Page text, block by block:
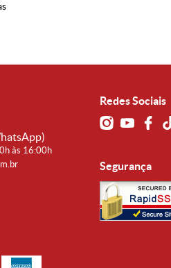
às 16:00h
Redes Sociais
Segurança